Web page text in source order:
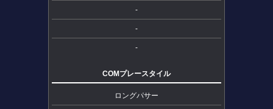
-
-
-
COMプレースタイル
ロングパサー